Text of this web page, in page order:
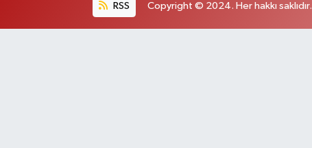
RSS Copyright © 2024. Her hakkı saklıdır.